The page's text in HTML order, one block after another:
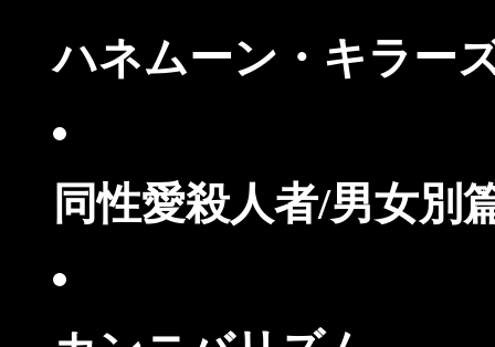
ハネムーン・キラー
同性愛殺人者/男女別